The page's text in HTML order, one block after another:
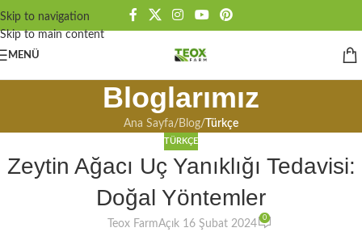
Skip to navigation
Skip to main content
MENÜ
Bloglarımız
Ana Sayfa/ Blog/ Türkçe
TÜRKÇE
Zeytin Ağacı Uç Yanıklığı Tedavisi:
Doğal Yöntemler
Teox FarmAçık 16 Şubat 2024
0